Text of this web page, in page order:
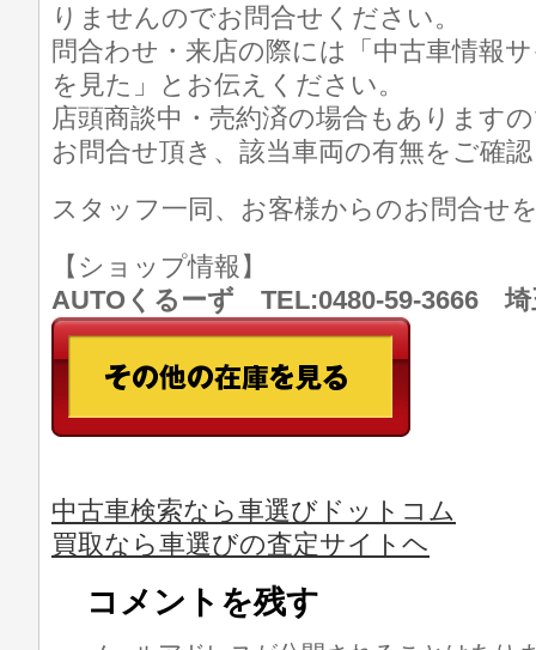
りませんのでお問合せください。
問合わせ・来店の際には「中古車情報
を見た」とお伝えください。
店頭商談中・売約済の場合もあります
お問合せ頂き、該当車両の有無をご確
スタッフ一同、お客様からのお問合せ
【ショップ情報】
AUTOくるーず TEL:0480-59-3666 埼
中古車検索なら車選びドットコム
買取なら車選びの査定サイトヘ
コメントを残す